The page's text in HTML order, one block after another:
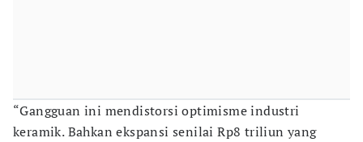
“Gangguan ini mendistorsi optimisme industri
keramik. Bahkan ekspansi senilai Rp8 triliun yang